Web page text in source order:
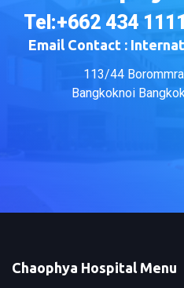
Tel:+662 434
Email Contact :
113/44
Bangkoknoi
Chaophya Hospital Menu